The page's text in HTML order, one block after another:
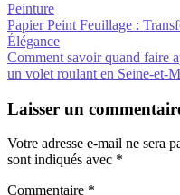
Peinture
Navigation
de
l’article
Papier Peint Feuillage :
Élégance
Comment savoir quand faire
un volet roulant en Seine-et-
Laisser un
Votre adresse e-mail ne sera
sont indiqués avec *
Commentaire *